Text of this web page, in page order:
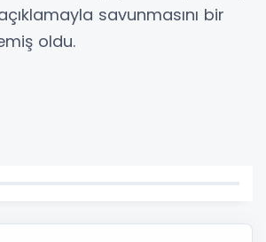
savunmasını bir
oldu.